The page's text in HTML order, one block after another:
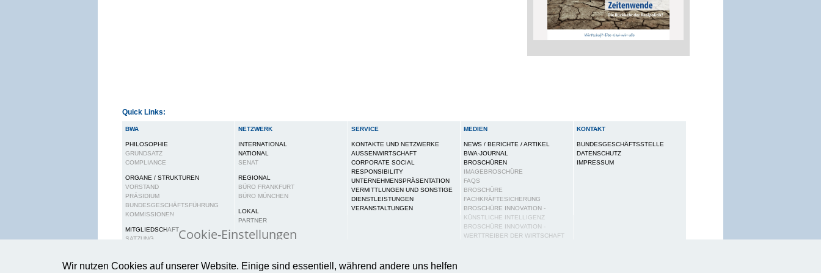
Quick Links:
BWA
PHILOSOPHIE
GRUNDSATZ
COMPLIANCE
ORGANE / STRUKTUREN
VORSTAND
PRÄSIDIUM
BUNDESGESCHÄFTSFÜHRUNG
KOMMISSIONEN
MITGLIEDSCHAFT
SATZUNG
NETZWERK
INTERNATIONAL
NATIONAL
SENAT
REGIONAL
BÜRO FRANKFURT
BÜRO MÜNCHEN
LOKAL
PARTNER
SERVICE
KONTAKTE UND NETZWERKE
AUSSENWIRTSCHAFT
CORPORATE SOCIAL
RESPONSIBILITY
UNTERNEHMENSPRÄSENTATION
VERMITTLUNGEN UND SONSTIGE
DIENSTLEISTUNGEN
VERANSTALTUNGEN
MEDIEN
NEWS / BERICHTE / ARTIKEL
BWA-JOURNAL
BROSCHÜREN
IMAGEBROSCHÜRE
FAQS
BROSCHÜRE
FACHKRÄFTESICHERUNG
BROSCHÜRE INNOVATION -
KÜNSTLICHE INTELLIGENZ
BROSCHÜRE INNOVATION -
WERTTREIBER DER WIRTSCHAFT
KONTAKT
BUNDESGESCHÄFTSSTELLE
DATENSCHUTZ
IMPRESSUM
Wir nutzen Cookies auf unserer Website. Einige sind essentiell, während andere uns helfen
Cookie-Einstellungen
Wir verwenden Cookies auf dieser Webseite, um Ihnen ein bestmögliches Nutzungserlebnis zu
gewährleisten.Weitere Informationen